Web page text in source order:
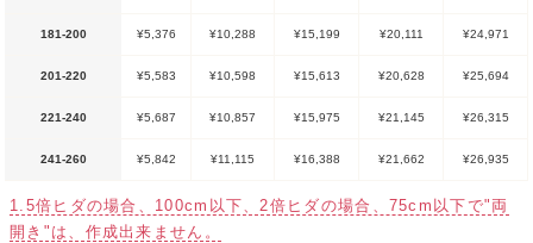
181-200 ¥5,376 ¥10,288 ¥15,199 ¥20,111 ¥24,971
201-220 ¥5,583 ¥10,598 ¥15,613 ¥20,628 ¥25,694
221-240 ¥5,687 ¥10,857 ¥15,975 ¥21,145 ¥26,315
241-260 ¥5,842 ¥11,115 ¥16,388 ¥21,662 ¥26,935
1.5倍ヒダの場合、100cm以下、2倍ヒダの場合、75cm以下で"両
開き"は、作成出来ません。